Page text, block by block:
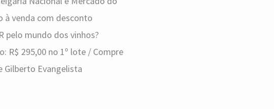
à venda com desconto
pelo mundo dos vinhos?
R$ 295,00 no 1º lote / Compre
Gilberto Evangelista